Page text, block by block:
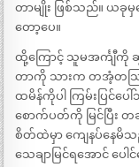
တာမျိုး ဖြစ်သည်။ ယခု
တော့ပေ။
ထို့ကြောင့် သူမအင်္ကျီကို
တာကို သားက တအံ့တသြ
ထမိန်ကိုပါ ကြမ်းပြင်
စောက်ပတ်ကို မြင်ပြီး
စိတ်ထဲမှာ ကျေနပ်နေမိ
သေချာမြင်ရအောင် ပ